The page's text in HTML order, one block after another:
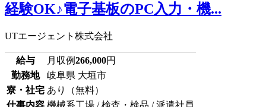
経験OK♪電子基板のPC入力・機...
UTエージェント株式会社
給与 月収例266,000円
勤務地
岐阜県 大垣市
寮・社宅 あり（無料）
仕事内容 機械系工場 / 検査・検品 / 派遣社員